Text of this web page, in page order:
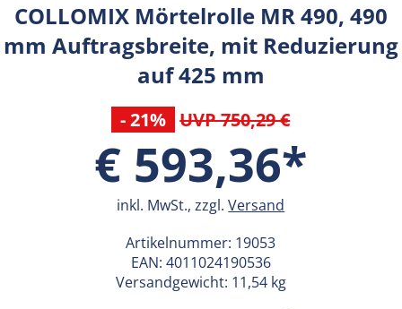
COLLOMIX Mörtelrolle MR 490, 490
mm Auftragsbreite, mit Reduzierung
auf 425 mm
- 21% UVP 750,29 €
€ 593,36*
inkl. MwSt., zzgl.Versand
Artikelnummer: 19053
EAN: 4011024190536
Versandgewicht: 11,54 kg